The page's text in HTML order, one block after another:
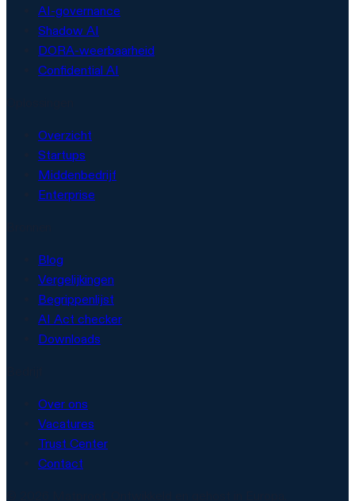
AI-governance
Shadow AI
DORA-weerbaarheid
Confidential AI
Overzicht
Startups
Middenbedrijf
Enterprise
Blog
Vergelijkingen
Begrippenlijst
AI Act checker
Downloads
Over ons
Vacatures
Trust Center
Contact